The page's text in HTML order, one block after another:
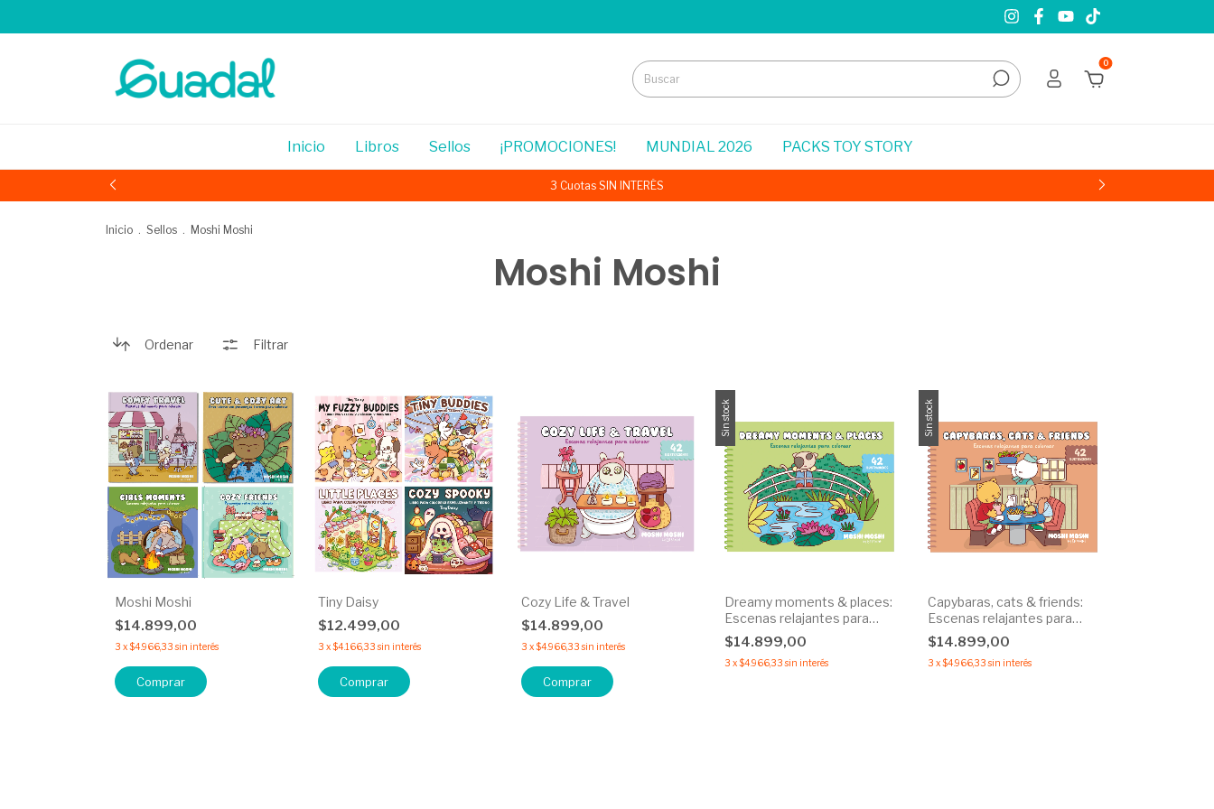
0
Inicio Libros Sellos ¡PROMOCIONES! MUNDIAL 2026 PACKS TOY STORY
3 Cuotas SIN INTERÉS
Inicio . Sellos . Moshi Moshi
Moshi Moshi
Ordenar Filtrar
Moshi Moshi
$14.899,00
3 x$4.966,33 sin interés
Comprar
Tiny Daisy
$12.499,00
3 x$4.166,33 sin interés
Comprar
Cozy Life & Travel
$14.899,00
3 x$4.966,33 sin interés
Sin stock
Dreamy moments & places:
Escenas relajantes para
colorear
$14.899,00
3 x$4.966,33 sin interés
Sin stock
Capybaras, cats & friends:
Escenas relajantes para
colorear
$14.899,00
3 x$4.966,33 sin interés